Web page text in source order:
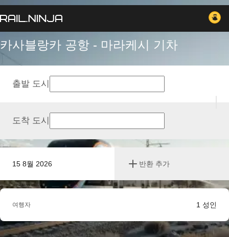
카사블랑카 공항 - 마라케시 기차
15 8월 2026 반환 추가
출발 도시
도착 도시
여행자 1 성인